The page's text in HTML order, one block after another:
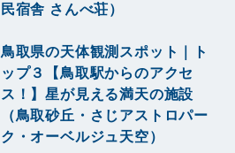
民宿舎 さんべ荘）
鳥取県の天体観測スポット｜ト
ップ３【鳥取駅からのアクセ
ス！】星が見える満天の施設
（鳥取砂丘・さじアストロパー
ク・オーベルジュ天空）